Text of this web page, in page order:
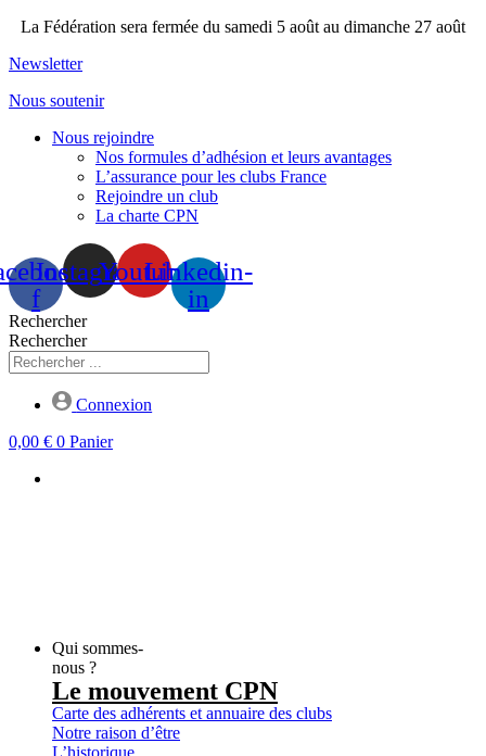
Aller
contenu
La Fédération sera fermée du samedi 5 août au dimanche 27 août
Newsletter
Nous soutenir
Nous rejoindre
Nos formules d’adhésion et leurs avantages
L’assurance pour les clubs France
Rejoindre un club
La charte CPN
f
InstagramYoutubeLinkedin-
in
Rechercher
Rechercher
Connexion
0,00 € 0 Panier
Qui sommes-
nous ?
Le mouvement CPN
Carte des adhérents et annuaire des clubs
Notre raison d’être
L’historique